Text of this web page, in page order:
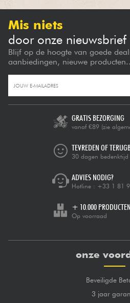
Mis niets
door onze
Blijf op de hoogte van goede
aanbiedingen, nieuwe
GRATIS BEZORGING
vanaf €89 (zie
TEVREDEN OF
30 dagen bedenktijd
ADVIES NODIG?
Hotline : +33 1 81
+ 10.000 PRODUCTEN
Op voorraad
onze
Beveiligde
3 jaar